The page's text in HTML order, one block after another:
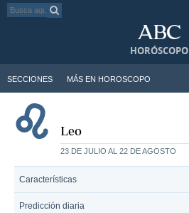
SECCIONES MÁS EN HOROSCOPO
HORÓSCOPO
Leo
23 DE JULIO AL 22 DE AGOSTO
Características
Predicción diaria